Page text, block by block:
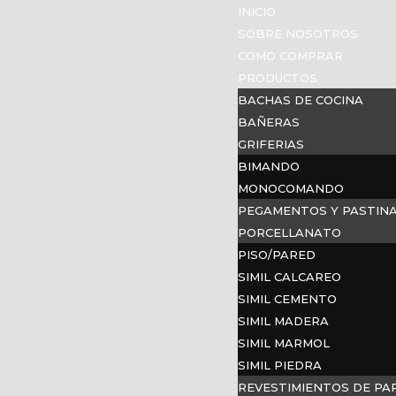
INICIO
SOBRE NOSOTROS
COMO COMPRAR
PRODUCTOS
BACHAS DE COCINA
BAÑERAS
GRIFERIAS
BIMANDO
MONOCOMANDO
PEGAMENTOS Y
PORCELLANATO
PISO/PARED
SIMIL CALCAREO
SIMIL CEMENTO
SIMIL MADERA
SIMIL MARMOL
SIMIL PIEDRA
REVESTIMIENTOS DE